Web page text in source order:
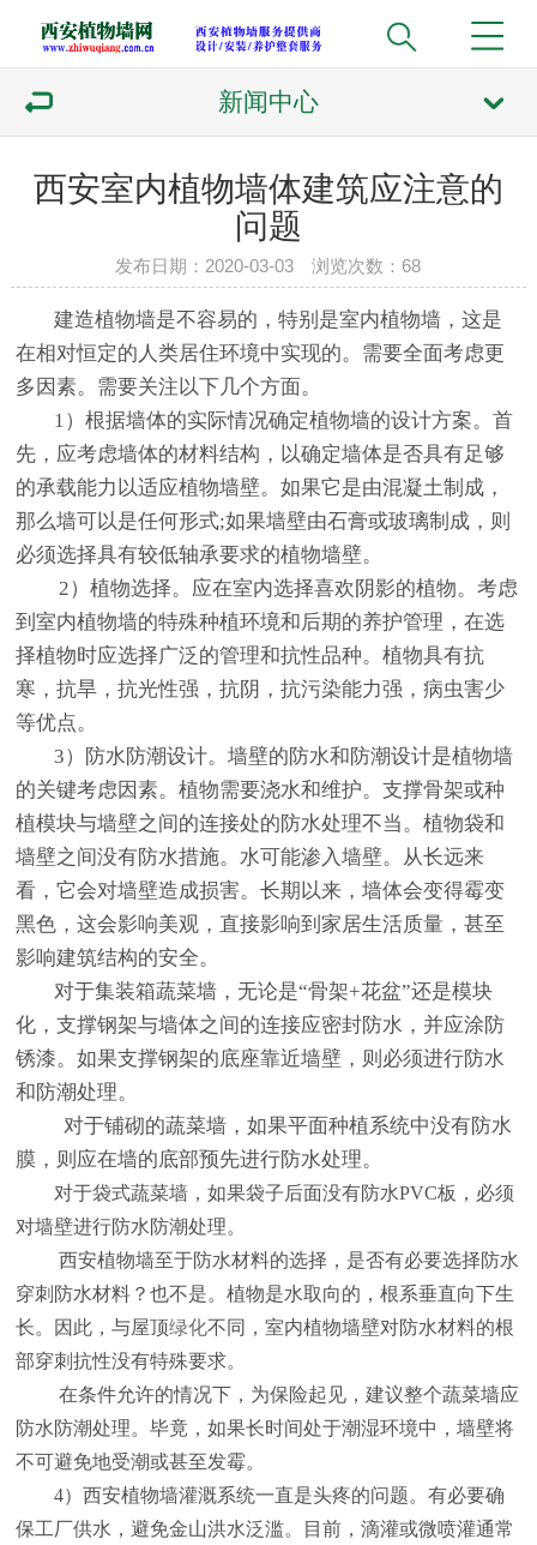
新闻中心
西安室内植物墙体建筑应注意的
问题
发布日期：2020-03-03 浏览次数： 68
建造植物墙是不容易的，特别是室内植物墙，这是
在相对恒定的人类居住环境中实现的。需要全面考虑更
多因素。需要关注以下几个方面。
1）根据墙体的实际情况确定植物墙的设计方案。首
先，应考虑墙体的材料结构，以确定墙体是否具有足够
的承载能力以适应植物墙壁。如果它是由混凝土制成，
那么墙可以是任何形式;如果墙壁由石膏或玻璃制成，则
必须选择具有较低轴承要求的植物墙壁。
2）植物选择。应在室内选择喜欢阴影的植物。考虑
到室内植物墙的特殊种植环境和后期的养护管理，在选
择植物时应选择广泛的管理和抗性品种。植物具有抗
寒，抗旱，抗光性强，抗阴，抗污染能力强，病虫害少
等优点。
3）防水防潮设计。墙壁的防水和防潮设计是植物墙
的关键考虑因素。植物需要浇水和维护。支撑骨架或种
植模块与墙壁之间的连接处的防水处理不当。植物袋和
墙壁之间没有防水措施。水可能渗入墙壁。从长远来
看，它会对墙壁造成损害。长期以来，墙体会变得霉变
黑色，这会影响美观，直接影响到家居生活质量，甚至
影响建筑结构的安全。
对于集装箱蔬菜墙，无论是“骨架+花盆”还是模块
化，支撑钢架与墙体之间的连接应密封防水，并应涂防
锈漆。如果支撑钢架的底座靠近墙壁，则必须进行防水
和防潮处理。
对于铺砌的蔬菜墙，如果平面种植系统中没有防水
膜，则应在墙的底部预先进行防水处理。
对于袋式蔬菜墙，如果袋子后面没有防水PVC板，必须
对墙壁进行防水防潮处理。
西安植物墙至于防水材料的选择，是否有必要选择防水
穿刺防水材料？也不是。植物是水取向的，根系垂直向下生
长。因此，与屋顶绿化不同，室内植物墙壁对防水材料的根
部穿刺抗性没有特殊要求。
在条件允许的情况下，为保险起见，建议整个蔬菜墙应
防水防潮处理。毕竟，如果长时间处于潮湿环境中，墙壁将
不可避免地受潮或甚至发霉。
4）西安植物墙灌溉系统一直是头疼的问题。有必要确
保工厂供水，避免金山洪水泛滥。目前，滴灌或微喷灌通常